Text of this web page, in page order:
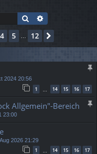
Suche
12
4 5 … 12
2024 20:56
1 14 15 16 17
Allgemein"-Bereich
23:00
2026 21:29
1 14 15 16 17